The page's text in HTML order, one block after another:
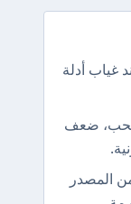
غياب أدلة
ضعف
المصدر